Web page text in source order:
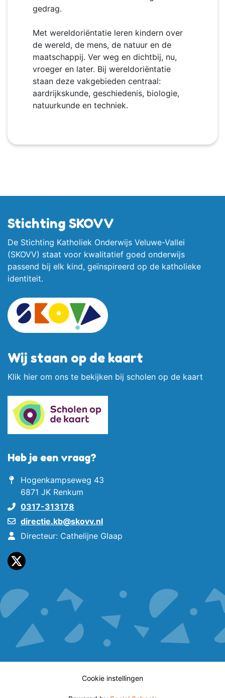
gedrag.
Met wereldoriëntatie leren kindern over
de wereld, de mens, de natuur en de
maatschappij. Ver weg en dichtbij, nu,
vroeger en later. Bij wereldoriëntatie
staan deze vakgebieden centraal:
aardrijkskunde, geschiedenis, biologie,
natuurkunde en techniek.
Stichting SKOVV
De Stichting Katholiek Onderwijs Veluwe-Vallei
(SKOVV) staat voor kwalitatief goed onderwijs
passend bij elk kind, geïnspireerd op de katholieke
identiteit.
Wij staan op de kaart
Klik hier om ons te bekijken bij scholen op de kaart
Heb je een vraag?
Hogenkampseweg 43
6871 JK Renkum
0317-313178
directie.kb@skovv.nl
Directeur: Cathelijne Glaap
Cookie instellingen